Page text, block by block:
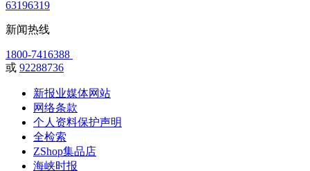
63196319
新闻热线
1800-7416388
或 92288736
新报业媒体网站
网络条款
个人资料保护声明
全检索
ZShop集品店
海峡时报